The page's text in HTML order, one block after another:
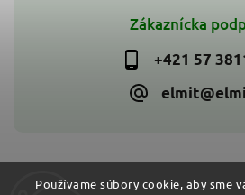
Používame súbory cookie, aby sme
Zákaznícka
+421 57